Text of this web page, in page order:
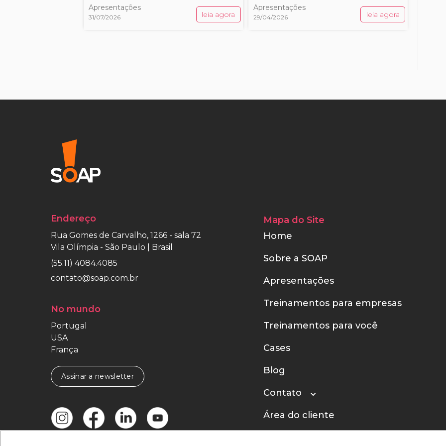
Apresentações
31/07/2026 leia agora
Apresentações
29/04/2026 leia agora
Endereço
Rua Gomes de Carvalho, 1266 - sala 72
Vila Olímpia - São Paulo | Brasil
(55.11) 4084.4085
contato@soap.com.br
No mundo
Portugal
USA
França
Assinar a newsletter
Mapa do Site
Home
Sobre a SOAP
Apresentações
Treinamentos para empresas
Treinamentos para você
Cases
Blog
Contato
Área do cliente